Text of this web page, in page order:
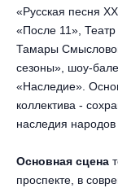
Этно, фолк,
Рок
Шансон,
Музыкальный
Спектакль
Иммерсивный
«Русская песня
«После 11»,
Тамары
сезоны», шоу-
«Наследие».
коллектива -
наследия
Основная сцена
проспекте, в